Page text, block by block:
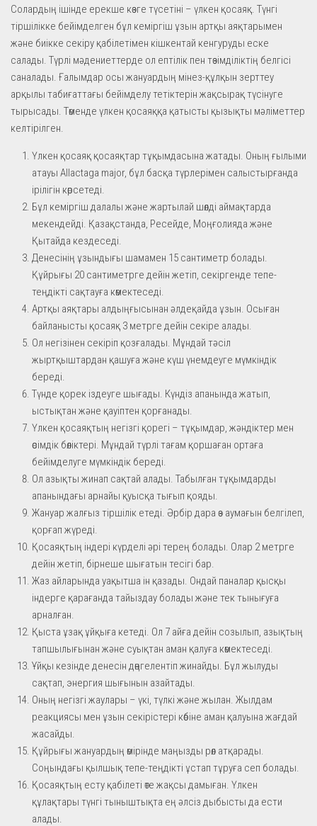
Солардың ішінде ерекше көзге түсетіні – үлкен қосаяқ. Түнгі
тіршілікке бейімделген бұл кеміргіш ұзын артқы аяқтарымен
және биікке секіру қабілетімен кішкентай кенгуруды еске
салады. Түрлі мәдениеттерде ол ептілік пен төзімділіктің белгісі
саналады. Ғалымдар осы жануардың мінез-құлқын зерттеу
арқылы табиғаттағы бейімделу тетіктерін жақсырақ түсінуге
тырысады. Төменде үлкен қосаяққа қатысты қызықты мәліметтер
келтірілген.
Үлкен қосаяқ қосаяқтар тұқымдасына жатады. Оның ғылыми
атауы Allactaga major, бұл басқа түрлерімен салыстырғанда
ірілігін көрсетеді.
Бұл кеміргіш далалы және жартылай шөлді аймақтарда
мекендейді. Қазақстанда, Ресейде, Моңғолияда және
Қытайда кездеседі.
Денесінің ұзындығы шамамен 15 сантиметр болады.
Құйрығы 20 сантиметрге дейін жетіп, секіргенде тепе-
теңдікті сақтауға көмектеседі.
Артқы аяқтары алдыңғысынан әлдеқайда ұзын. Осыған
байланысты қосаяқ 3 метрге дейін секіре алады.
Ол негізінен секіріп қозғалады. Мұндай тәсіл
жыртқыштардан қашуға және күш үнемдеуге мүмкіндік
береді.
Түнде қорек іздеуге шығады. Күндіз апанында жатып,
ыстықтан және қауіптен қорғанады.
Үлкен қосаяқтың негізгі қорегі – тұқымдар, жәндіктер мен
өсімдік бөліктері. Мұндай түрлі тағам қоршаған ортаға
бейімделуге мүмкіндік береді.
Ол азықты жинап сақтай алады. Табылған тұқымдарды
апанындағы арнайы қуысқа тығып қояды.
Жануар жалғыз тіршілік етеді. Әрбір дара өз аумағын белгілеп,
қорғап жүреді.
Қосаяқтың індері күрделі әрі терең болады. Олар 2 метрге
дейін жетіп, бірнеше шығатын тесігі бар.
Жаз айларында уақытша ін қазады. Ондай паналар қысқы
індерге қарағанда тайыздау болады және тек тынығуға
арналған.
Қыста ұзақ ұйқыға кетеді. Ол 7 айға дейін созылып, азықтың
тапшылығынан және суықтан аман қалуға көмектеседі.
Ұйқы кезінде денесін дөңгелентіп жинайды. Бұл жылуды
сақтап, энергия шығынын азайтады.
Оның негізгі жаулары – үкі, түлкі және жылан. Жылдам
реакциясы мен ұзын секірістері көбіне аман қалуына жағдай
жасайды.
Құйрығы жануардың өмірінде маңызды рөл атқарады.
Соңындағы қылшық тепе-теңдікті ұстап тұруға сеп болады.
Қосаяқтың есту қабілеті өте жақсы дамыған. Үлкен
құлақтары түнгі тыныштықта ең әлсіз дыбысты да ести
алады.